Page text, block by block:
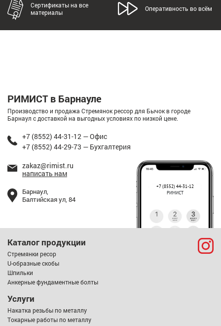
Сертификаты на все
материалы
Оперативность во всём
РИМИСТ в Барнауле
Производство и продажа Стремянок рессор для Бычок в городе
Барнаул с доставкой на выгодных условиях по низкой цене.
+7 (8552) 44-31-12 — Офис
+7 (8552) 44-29-73 — Бухгалтерия
zakaz@rimist.ru
написать нам
+7 (8552) 44-31-12
РИМИСТ
Барнаул,
Балтийская ул, 84
Каталог продукции
Стремянки ресор
U-образные скобы
Шпильки
Анкерные фундаментные болты
Услуги
Накатка резьбы по металлу
Токарные работы по металлу